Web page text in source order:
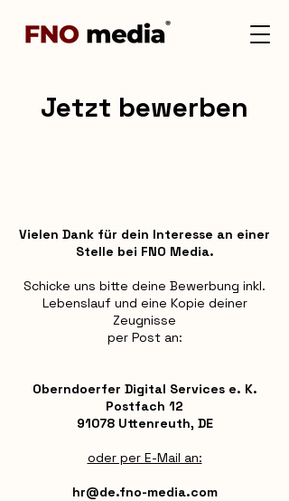
Jetzt bewerben
Vielen Dank für dein Interesse an einer
Stelle bei FNO Media.
Schicke uns bitte deine Bewerbung inkl.
Lebenslauf und eine Kopie deiner
Zeugnisse
per Post an:
Oberndoerfer Digital Services e. K.
Postfach 12
91078 Uttenreuth, DE
oder per E-Mail an:
hr@de.fno-media.com